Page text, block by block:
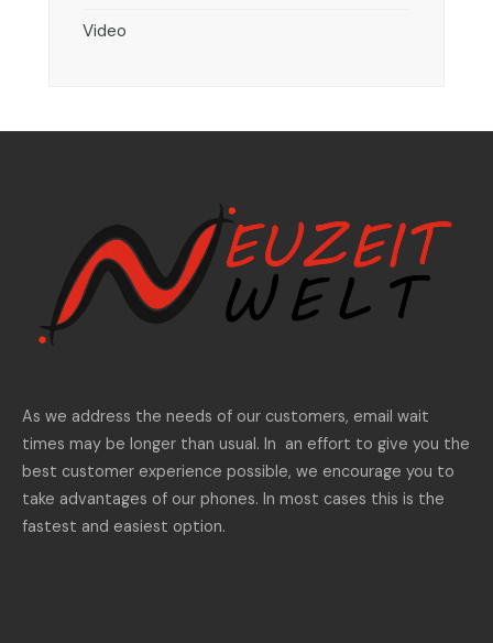
Video
As we address the needs of our customers, email wait
times may be longer than usual. In an effort to give you the
best customer experience possible, we encourage you to
take advantages of our phones. In most cases this is the
fastest and easiest option.